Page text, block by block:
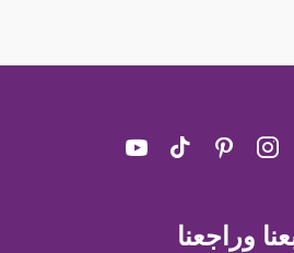
Instagram
Pinterest
Tik-
Youtube
وراجعنا